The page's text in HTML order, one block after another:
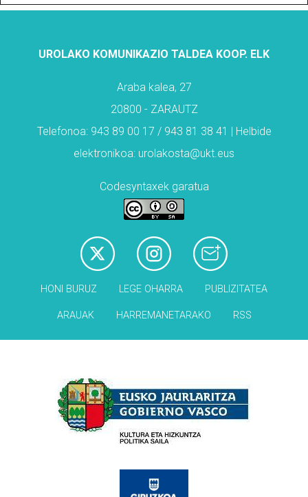
UROLAKO KOMUNIKAZIO TALDEA KOOP. ELK
Araba kalea, 27
20800 - ZARAUTZ
Telefonoa: 943 89 00 17 / 943 81 38 41 | Helbide
elektronikoa: urolakosta@ukt.eus
Codesyntaxek garatua
HONI BURUZ LEGE OHARRA PUBLIZITATEA
ARAUAK HARREMANETARAKO RSS